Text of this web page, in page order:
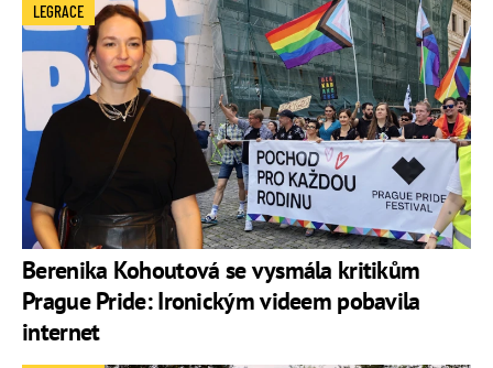
Berenika Kohoutová se vysmála kritikům
Prague Pride: Ironickým videem pobavila
internet
LEGRACE